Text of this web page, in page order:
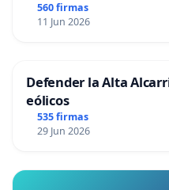
560 firmas
11 Jun 2026
Defender la Alta
eólicos
535 firmas
29 Jun 2026